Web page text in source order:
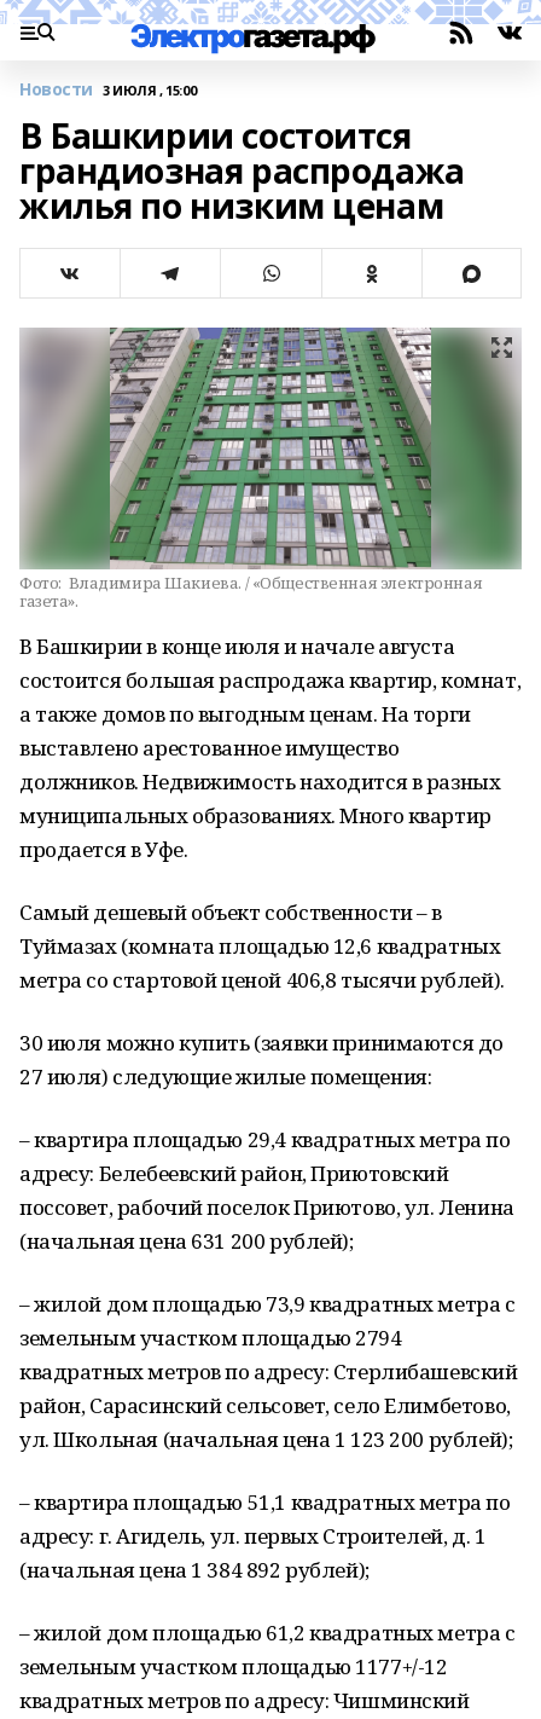
Новости 3 ИЮЛЯ , 15:00
В Башкирии состоится
грандиозная распродажа
жилья по низким ценам
Фото: Владимира Шакиева. / «Общественная электронная
газета».
В Башкирии в конце июля и начале августа
состоится большая распродажа квартир, комнат,
а также домов по выгодным ценам. На торги
выставлено арестованное имущество
должников. Недвижимость находится в разных
муниципальных образованиях. Много квартир
продается в Уфе.
Самый дешевый объект собственности – в
Туймазах (комната площадью 12,6 квадратных
метра со стартовой ценой 406,8 тысячи рублей).
30 июля можно купить (заявки принимаются до
27 июля) следующие жилые помещения:
– квартира площадью 29,4 квадратных метра по
адресу: Белебеевский район, Приютовский
поссовет, рабочий поселок Приютово, ул. Ленина
(начальная цена 631 200 рублей);
– жилой дом площадью 73,9 квадратных метра с
земельным участком площадью 2794
квадратных метров по адресу: Стерлибашевский
район, Сарасинский сельсовет, село Елимбетово,
ул. Школьная (начальная цена 1 123 200 рублей);
– квартира площадью 51,1 квадратных метра по
адресу: г. Агидель, ул. первых Строителей, д. 1
(начальная цена 1 384 892 рублей);
– жилой дом площадью 61,2 квадратных метра с
земельным участком площадью 1177+/-12
квадратных метров по адресу: Чишминский